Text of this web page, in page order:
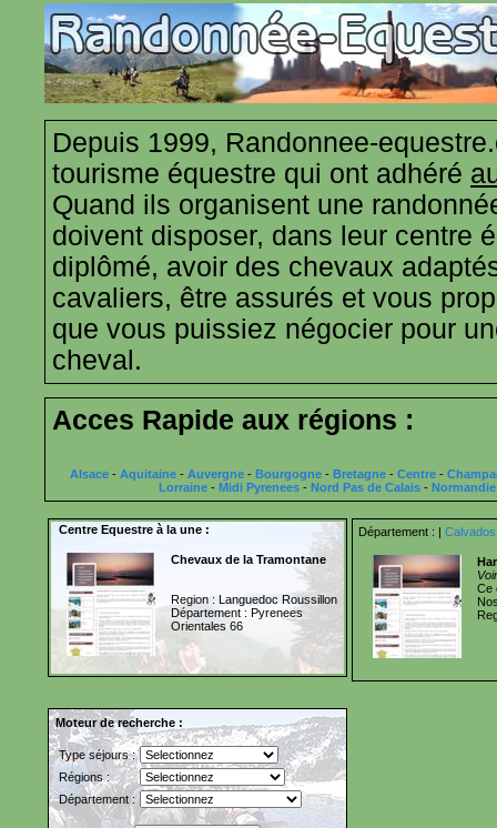
Depuis 1999, Randonnee-
tourisme équestre qui ont adhéré
Quand ils organisent une
doivent disposer, dans leur centre
diplômé, avoir des chevaux
cavaliers, être assurés et vous
que vous puissiez négocier pour
cheval.
Acces Rapide aux régions :
Alsace - Aquitaine - Auvergne - Bourgogne - Bretagne - Centre -
Lorraine- Midi Pyrenees- Nord Pas de Calais- Normandie
Centre Equestre à la une :
Chevaux de la Tramontane
Region : Languedoc Roussillon
Département : Pyrenees
Orientales 66
Moteur de recherche :
Type séjours :
Régions :
Département :
Département : |
Ce